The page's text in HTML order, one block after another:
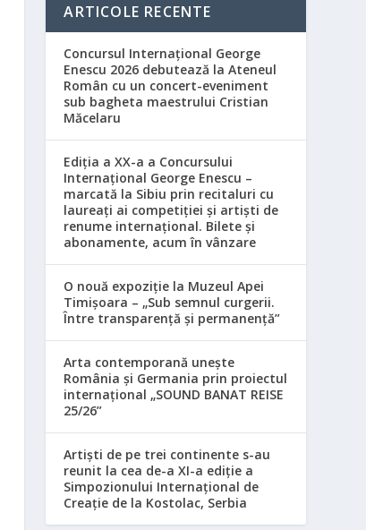
ARTICOLE RECENTE
Concursul Internațional George
Enescu 2026 debutează la Ateneul
Român cu un concert-eveniment
sub bagheta maestrului Cristian
Măcelaru
Ediția a XX-a a Concursului
Internațional George Enescu –
marcată la Sibiu prin recitaluri cu
laureați ai competiției și artiști de
renume internațional. Bilete și
abonamente, acum în vânzare
O nouă expoziție la Muzeul Apei
Timișoara – „Sub semnul curgerii.
Între transparență și permanență”
Arta contemporană unește
România și Germania prin proiectul
internațional „SOUND BANAT REISE
25/26”
Artiști de pe trei continente s-au
reunit la cea de-a XI-a ediție a
Simpozionului Internațional de
Creație de la Kostolac, Serbia